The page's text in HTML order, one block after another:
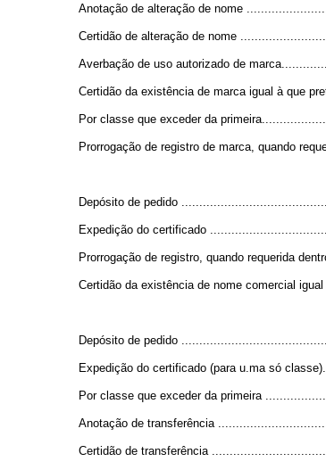
Anotação de alteração de nome
Certidão de alteração de nome
Averbação de uso autorizado de
Certidão da existência de marca igual à que
Por classe que exceder da
Prorrogação de registro de marca, quando
Depósito de pedido
Expedição do certificado
Prorrogação de registro, quando requerida
Certidão da existência de nome comercial
Depósito de pedido
Expedição do certificado (para u.ma só
Por classe que exceder da primeira
Anotação de transferência
Certidão de transferência